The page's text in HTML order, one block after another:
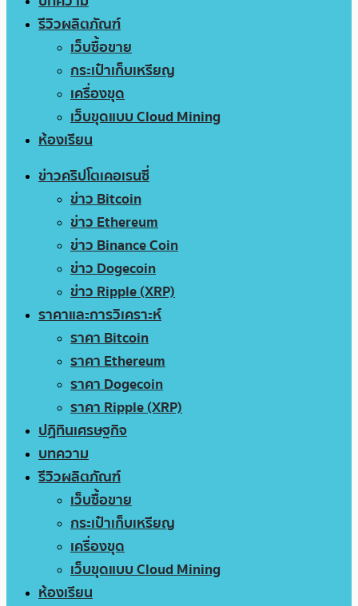
รีวิวผลิตภัณฑ์
เว็บซื้อขาย
กระเป๋าเก็บเหรียญ
เครื่องขุด
เว็บขุดแบบ Cloud Mining
ห้องเรียน
ข่าวคริปโตเคอเรนซี่
ข่าว Bitcoin
ข่าว Ethereum
ข่าว Binance Coin
ข่าว Dogecoin
ข่าว Ripple (XRP)
ราคาและการวิเคราะห์
ราคา Bitcoin
ราคา Ethereum
ราคา Dogecoin
ราคา Ripple (XRP)
ปฏิทินเศรษฐกิจ
บทความ
รีวิวผลิตภัณฑ์
เว็บซื้อขาย
กระเป๋าเก็บเหรียญ
เครื่องขุด
เว็บขุดแบบ Cloud Mining
ห้องเรียน